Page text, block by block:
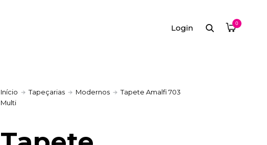
Login 0
Início Tapeçarias Modernos
Tapete Amalfi 703
Multi